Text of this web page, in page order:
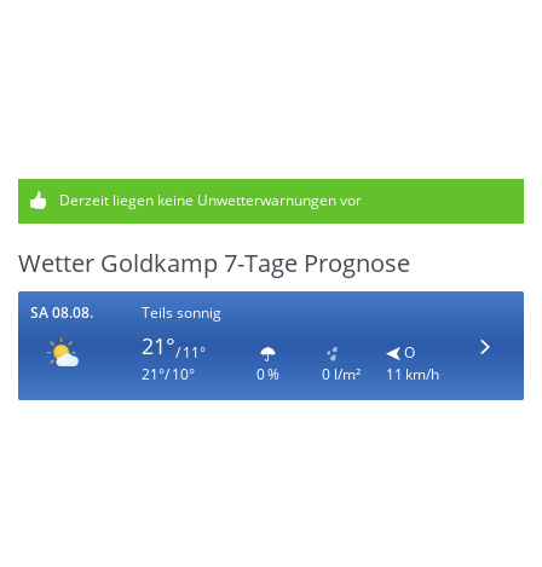
Derzeit liegen keine Unwetterwarnungen vor
Wetter Goldkamp 7-Tage Prognose
SA 08.08. Teils sonnig
21°/ 11°
21°/ 10°
0 % 0 l/m²
O
11 km/h